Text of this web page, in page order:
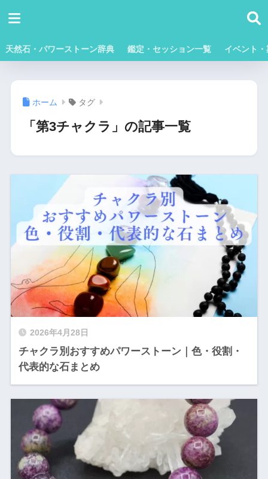
天然石・パワーストーン辞典 鑑定・セッション一覧 イベント
ホーム タグ
「第3チャクラ」の記事一覧
2026年4月28日
チャクラ別おすすめパワーストーン｜色・役割・
代表的な石まとめ